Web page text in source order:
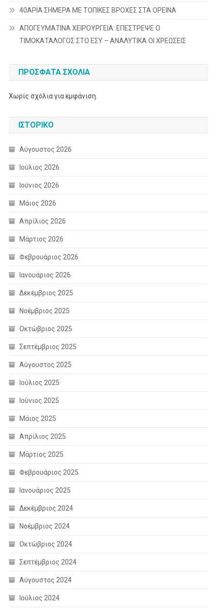
40ΑΡΙΑ ΣΗΜΕΡΑ ΜΕ ΤΟΠΙΚΕΣ ΒΡΟΧΕΣ ΣΤΑ ΟΡΕΙΝΑ
ΑΠΟΓΕΥΜΑΤΙΝΑ ΧΕΙΡΟΥΡΓΕΙΑ: ΕΠΕΣΤΡΕΨΕ Ο
ΤΙΜΟΚΑΤΑΛΟΓΟΣ ΣΤΟ ΕΣΥ – ΑΝΑΛΥΤΙΚΑ ΟΙ ΧΡΕΩΣΕΙΣ
ΠΡΌΣΦΑΤΑ ΣΧΌΛΙΑ
Χωρίς σχόλια για εμφάνιση.
ΙΣΤΟΡΙΚΌ
Αύγουστος 2026
Ιούλιος 2026
Ιούνιος 2026
Μάιος 2026
Απρίλιος 2026
Μάρτιος 2026
Φεβρουάριος 2026
Ιανουάριος 2026
Δεκέμβριος 2025
Νοέμβριος 2025
Οκτώβριος 2025
Σεπτέμβριος 2025
Αύγουστος 2025
Ιούλιος 2025
Ιούνιος 2025
Μάιος 2025
Απρίλιος 2025
Μάρτιος 2025
Φεβρουάριος 2025
Ιανουάριος 2025
Δεκέμβριος 2024
Νοέμβριος 2024
Οκτώβριος 2024
Σεπτέμβριος 2024
Αύγουστος 2024
Ιούλιος 2024